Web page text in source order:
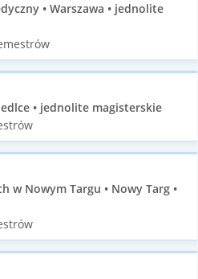
• Warszawa • jednolite
• jednolite magisterskie
w Nowym Targu • Nowy Targ •